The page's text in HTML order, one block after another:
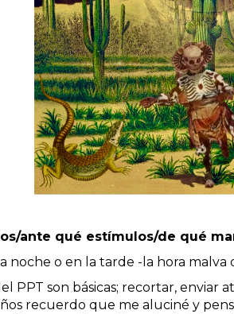
ante qué estímulos/de qué
noche o en la tarde -la hora malva
PPT son básicas; recortar, enviar
recuerdo que me aluciné y